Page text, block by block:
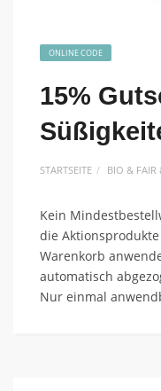
ONLINE CODE
15%
STARTSEITE BIO & FAIR
Kein
die
Warenkorb
automatisch
Nur einmal